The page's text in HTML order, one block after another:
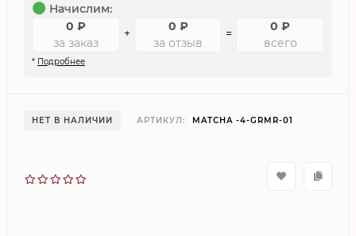
Начислим:
0 ₽
за заказ
+ 0 ₽
за отзыв
= 0₽
всего
* Подробнее
НЕТ В НАЛИЧИИ АРТИКУЛ: MATCHA -4-GRMR-01